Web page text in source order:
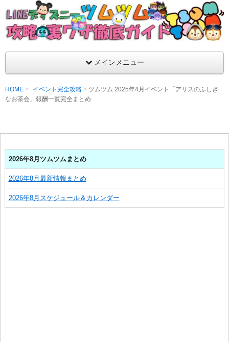
LINEディズニー ツムツム攻略・裏ワザ徹底
支持率No1！痒いところに手が届くツムツム攻略サイト！新ツ
ラ評価も丁寧に解説！ツムツムを120％楽しめるサイトを目指し
メインメニュー
HOME イベント完全攻略
ツムツム 2025年4月イベント「アリスのふしぎ
なお茶会」報酬一覧完全まとめ
2026年8月ツムツムまとめ
2026年8月最新情報まとめ
2026年8月スケジュール＆カレンダー